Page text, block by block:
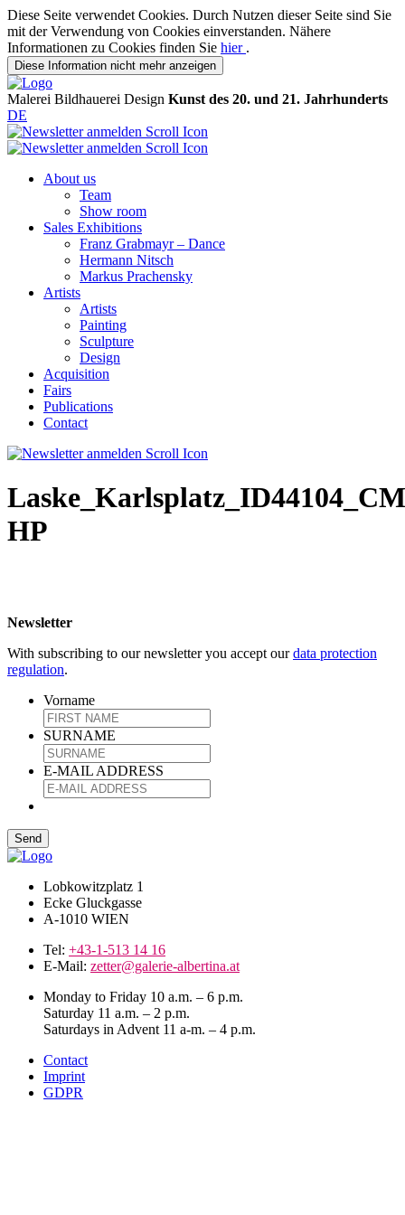
Diese Seite verwendet Cookies. Durch Nutzen dieser Seite sind Sie
mit der Verwendung von Cookies einverstanden. Nähere
Informationen zu Cookies finden Sie hier .
Diese Information nicht mehr anzeigen
Malerei Bildhauerei Design Kunst des 20. und 21. Jahrhunderts
DE
About us
Team
Show room
Sales Exhibitions
Franz Grabmayr – Dance
Hermann Nitsch
Markus Prachensky
Artists
Artists
Painting
Sculpture
Design
Acquisition
Fairs
Publications
Contact
HP
Newsletter
With subscribing to our newsletter you accept ourdata protection
regulation.
Vorname
SURNAME
E-MAIL ADDRESS
Lobkowitzplatz 1
Ecke Gluckgasse
A-1010 WIEN
Tel: +43-1-513 14 16
E-Mail: zetter@galerie-albertina.at
Monday to Friday 10 a.m. – 6 p.m.
Saturday 11 a.m. – 2 p.m.
Saturdays in Advent 11 a-m. – 4 p.m.
Contact
Imprint
GDPR